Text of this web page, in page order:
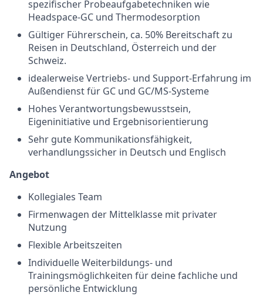
spezifischer Probeaufgabetechniken wie
Headspace-GC und Thermodesorption
Gültiger Führerschein, ca. 50% Bereitschaft zu
Reisen in Deutschland, Österreich und der
Schweiz.
idealerweise Vertriebs- und Support-Erfahrung im
Außendienst für GC und GC/MS-Systeme
Hohes Verantwortungsbewusstsein,
Eigeninitiative und Ergebnisorientierung
Sehr gute Kommunikationsfähigkeit,
verhandlungssicher in Deutsch und Englisch
Angebot
Kollegiales Team
Firmenwagen der Mittelklasse mit privater
Nutzung
Flexible Arbeitszeiten
Individuelle Weiterbildungs- und
Trainingsmöglichkeiten für deine fachliche und
persönliche Entwicklung